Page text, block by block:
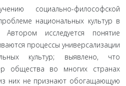
социально-философской
национальных культур в
исследуется понятие
процессы универсализации
культур; выявлено, что
общества во многих странах
них не признают обогащающую